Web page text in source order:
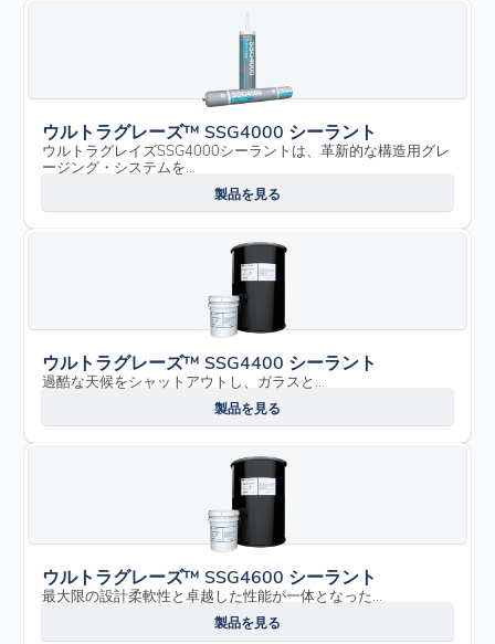
ウルトラグレーズ™ SSG4000 シーラント
ウルトラグレイズSSG4000シーラントは、革新的な構造用グレ
ージング・システムを...
製品を見る
ウルトラグレーズ™ SSG4400 シーラント
過酷な天候をシャットアウトし、ガラスと...
製品を見る
ウルトラグレーズ™ SSG4600 シーラント
最大限の設計柔軟性と卓越した性能が一体となった...
製品を見る